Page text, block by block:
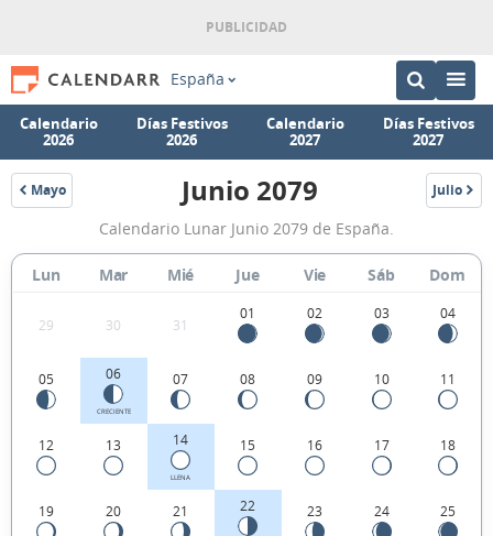
España
Calendario
2026
Días Festivos
2026
Calendario
2027
Días Festivos
2027
Mayo
2079
Calendario
Lunar
Junio
2079
de
España.
Junio 2079 Julio
2079
Calendario Lunar Junio 2079 de España.
Lun Mar Mié Jue Vie Sáb Dom
29 30 31
01 02 03 04
05 06
CRECIENTE
07 08 09 10 11
12 13 14
LLENA
15 16 17 18
19 20 21 22 23 24 25